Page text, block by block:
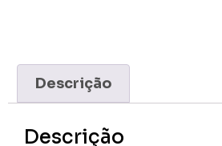
Descrição
Descrição